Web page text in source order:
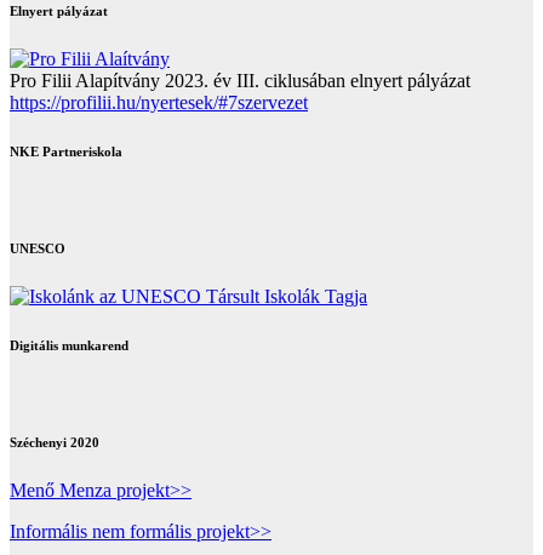
Elnyert pályázat
Pro Filii Alapítvány 2023. év III. ciklusában elnyert pályázat
https://profilii.hu/nyertesek/#7szervezet
NKE Partneriskola
UNESCO
Digitális munkarend
Széchenyi 2020
Menő Menza projekt>>
Informális nem formális projekt>>